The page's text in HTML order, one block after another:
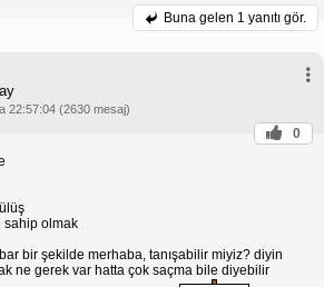
Buna gelen 1 yanıtı gör.
22:57:04 (2630 mesaj)
0
sahip olmak
bir şekilde merhaba, tanışabilir miyiz? diyin
ne gerek var hatta çok saçma bile diyebilir